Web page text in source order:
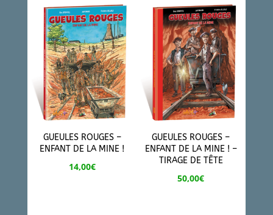
GUEULES ROUGES –
ENFANT DE LA MINE !
14,00€
GUEULES ROUGES –
ENFANT DE LA MINE ! –
TIRAGE DE TÊTE
50,00€